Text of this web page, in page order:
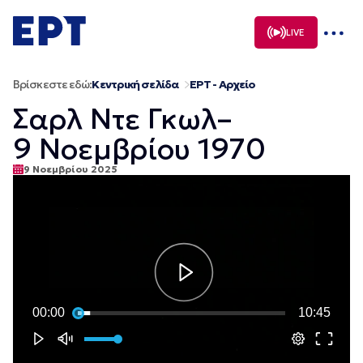
σε
περιεχόμενο
LIVE
Βρίσκεστε εδώ:Κεντρική σελίδα ΕΡΤ - Αρχείο
Σαρλ Ντε Γκωλ–
9 Νοεμβρίου 1970
9 Νοεμβρίου 2025
00:00 10:45